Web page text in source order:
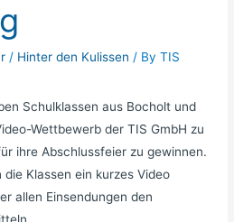
/ Hinter den Kulissen / ByTIS
Schulklassen aus Bocholt und
Wettbewerb der TIS GmbH zu
ihre Abschlussfeier zu gewinnen.
Klassen ein kurzes Video
allen Einsendungen den